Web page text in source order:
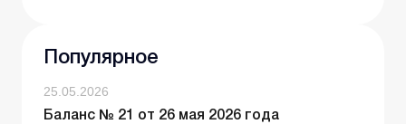
Популярное
25.05.2026
Баланс № 21 от 26 мая 2026 года